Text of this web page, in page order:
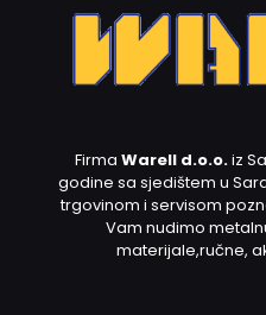
Firma Warell d.o.o.iz
godine sa sjedištem u
trgovinom i servisom
Vam nudimo
materijale,ručne,